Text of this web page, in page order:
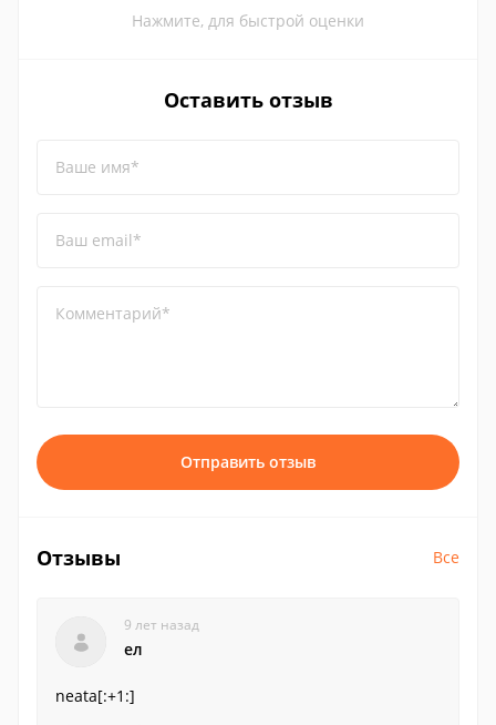
Нажмите, для быстрой оценки
Оставить отзыв
Ваше имя*
Ваш email*
Комментарий*
Отправить отзыв
Отзывы Все
9 лет назад
ел
neata[:+1:]